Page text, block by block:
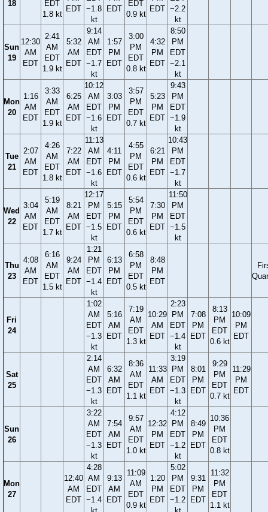
18
EDT
1.8 kt
EDT −1.8
kt
EDT
EDT
0.9 kt
EDT −2.2
kt
Sun
19
12:30
AM
EDT
2:41
AM
EDT
1.9 kt
5:32
AM
EDT
9:14
AM
EDT
−1.7
kt
1:57
PM
EDT
3:00
PM
EDT
0.8 kt
4:32
PM
EDT
8:50
PM
EDT
−2.1
kt
Mon
20
1:16
AM
EDT
3:33
AM
EDT
1.9 kt
6:25
AM
EDT
10:12
AM
EDT
−1.6
kt
3:03
PM
EDT
3:57
PM
EDT
0.7 kt
5:23
PM
EDT
9:43
PM
EDT
−1.9
kt
Tue
21
2:07
AM
EDT
4:26
AM
EDT
1.8 kt
7:22
AM
EDT
11:13
AM
EDT
−1.6
kt
4:11
PM
EDT
4:55
PM
EDT
0.6 kt
6:21
PM
EDT
10:43
PM
EDT
−1.7
kt
Wed
22
3:04
AM
EDT
5:19
AM
EDT
1.7 kt
8:21
AM
EDT
12:17
PM
EDT
−1.5
kt
5:15
PM
EDT
5:54
PM
EDT
0.6 kt
7:30
PM
EDT
11:50
PM
EDT
−1.5
kt
Thu
23
4:08
AM
EDT
6:16
AM
EDT
1.5 kt
9:24
AM
EDT
1:21
PM
EDT
−1.4
kt
6:13
PM
EDT
6:58
PM
EDT
0.5 kt
8:48
PM
EDT
Fri
24
1:02
AM
EDT
−1.3
kt
5:16
AM
EDT
7:19
AM
EDT
1.3 kt
10:29
AM
EDT
2:23
PM
EDT
−1.4
kt
7:08
PM
EDT
8:13
PM
EDT
0.6 kt
10:09
PM
EDT
Sat
25
2:14
AM
EDT
−1.3
kt
6:32
AM
EDT
8:36
AM
EDT
1.1 kt
11:33
AM
EDT
3:19
PM
EDT
−1.3
kt
8:01
PM
EDT
9:29
PM
EDT
0.7 kt
11:29
PM
EDT
Sun
26
3:22
AM
EDT
−1.3
kt
7:54
AM
EDT
9:57
AM
EDT
1.0 kt
12:32
PM
EDT
4:12
PM
EDT
−1.2
kt
8:49
PM
EDT
10:36
PM
EDT
0.8 kt
Mon
27
12:40
AM
EDT
4:28
AM
EDT
−1.4
9:13
AM
EDT
11:09
AM
EDT
0.9 kt
1:20
PM
EDT
5:02
PM
EDT
−1.2
9:31
PM
EDT
11:32
PM
EDT
1.1 kt